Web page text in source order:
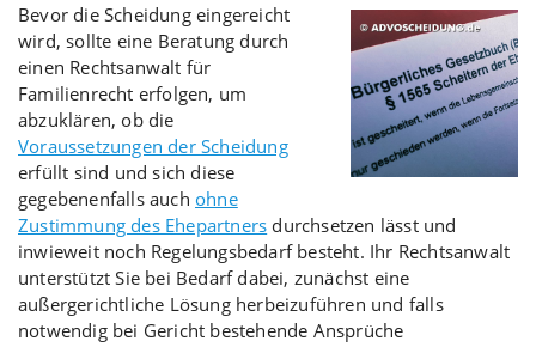
Bevor die Scheidung eingereicht
wird, sollte eine Beratung durch
einen Rechtsanwalt für
Familienrecht erfolgen, um
abzuklären, ob die
Voraussetzungen der Scheidung
erfüllt sind und sich diese
gegebenenfalls auch ohne
Zustimmung des Ehepartners durchsetzen lässt und
inwieweit noch Regelungsbedarf besteht. Ihr Rechtsanwalt
unterstützt Sie bei Bedarf dabei, zunächst eine
außergerichtliche Lösung herbeizuführen und falls
notwendig bei Gericht bestehende Ansprüche